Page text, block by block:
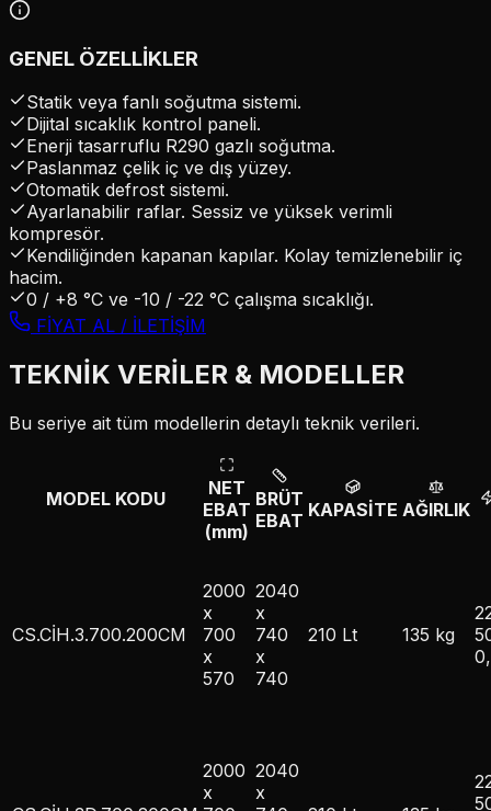
GENEL ÖZELLİKLER
Statik veya fanlı soğutma sistemi.
Dijital sıcaklık kontrol paneli.
Enerji tasarruflu R290 gazlı soğutma.
Paslanmaz çelik iç ve dış yüzey.
Otomatik defrost sistemi.
Ayarlanabilir raflar. Sessiz ve yüksek verimli
kompresör.
Kendiliğinden kapanan kapılar. Kolay temizlenebilir iç
hacim.
0 / +8 °C ve -10 / -22 °C çalışma sıcaklığı.
FİYAT AL / İLETİŞİM
TEKNİK VERİLER & MODELLER
Bu seriye ait tüm modellerin detaylı teknik verileri.
MODEL KODU
NET
EBAT
(mm)
BRÜT
EBAT KAPASİTE AĞIRLIK
CS.CİH.3.700.200CM
2000
x
700
x
570
2040
x
740
x
740
210 Lt 135 kg
2000
x
2040
x